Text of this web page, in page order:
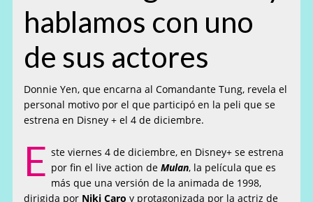
hablamos con uno
de sus actores
Donnie Yen, que encarna al Comandante Tung, revela el
personal motivo por el que participó en la peli que se
estrena en Disney + el 4 de diciembre.
E ste viernes 4 de diciembre, en Disney+ se estrena
por fin el live action deMulan, la película que es
más que una versión de la animada de 1998,
dirigida por Niki Caro y protagonizada por la actriz de